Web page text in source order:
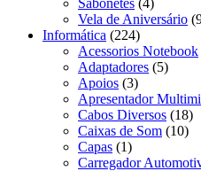
Sabonetes (4)
Vela de Aniversário
Informática (224)
Acessorios Notebook
Adaptadores (5)
Apoios (3)
Apresentador
Cabos Diversos (18)
Caixas de Som (10)
Capas (1)
Carregador